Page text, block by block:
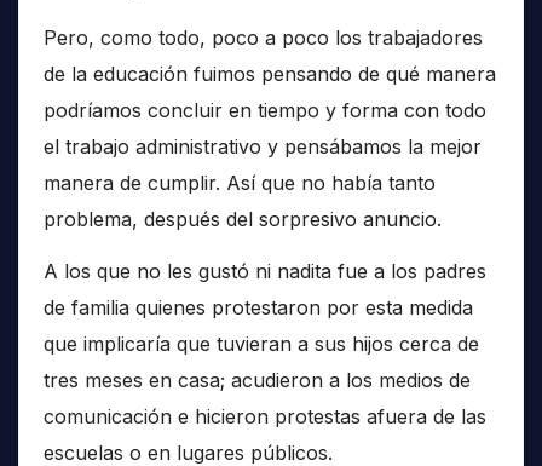
Pero, como todo, poco a poco los trabajadores
de la educación fuimos pensando de qué manera
podríamos concluir en tiempo y forma con todo
el trabajo administrativo y pensábamos la mejor
manera de cumplir. Así que no había tanto
problema, después del sorpresivo anuncio.
A los que no les gustó ni nadita fue a los padres
de familia quienes protestaron por esta medida
que implicaría que tuvieran a sus hijos cerca de
tres meses en casa; acudieron a los medios de
comunicación e hicieron protestas afuera de las
escuelas o en lugares públicos.